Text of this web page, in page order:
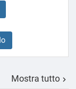
Mostra tutto 